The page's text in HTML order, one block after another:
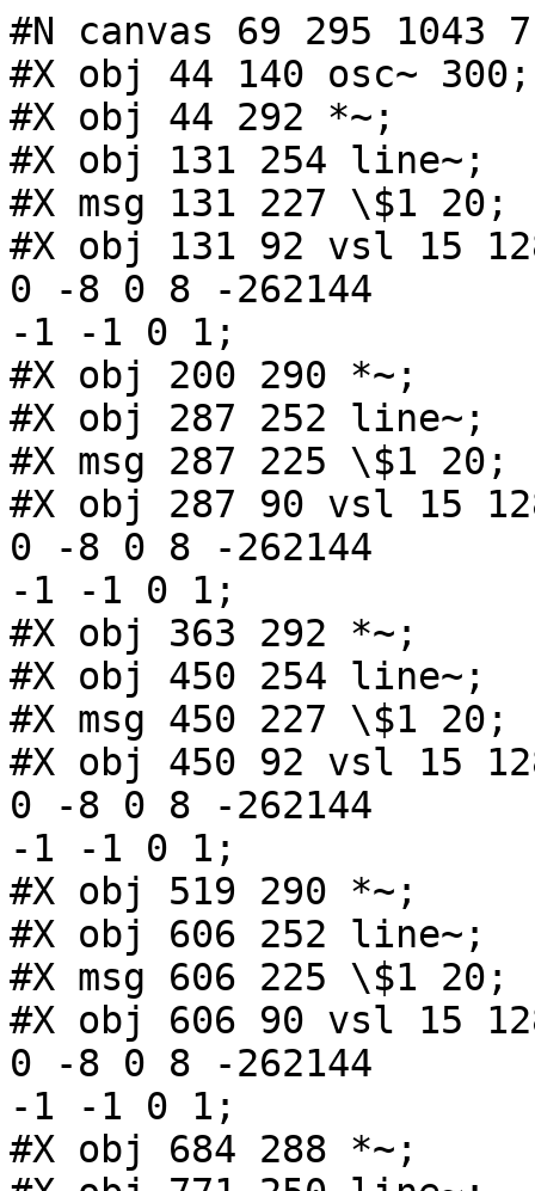
#N canvas 69 295 1043
#X obj 44 140 osc~ 300;
#X obj 44 292 *~;
#X obj 131 254 line~;
#X msg 131 227 \$1 20;
#X obj 131 92 vsl 15
0 -8 0 8 -262144
-1 -1 0 1;
#X obj 200 290 *~;
#X obj 287 252 line~;
#X msg 287 225 \$1 20;
#X obj 287 90 vsl 15
0 -8 0 8 -262144
-1 -1 0 1;
#X obj 363 292 *~;
#X obj 450 254 line~;
#X msg 450 227 \$1 20;
#X obj 450 92 vsl 15
0 -8 0 8 -262144
-1 -1 0 1;
#X obj 519 290 *~;
#X obj 606 252 line~;
#X msg 606 225 \$1 20;
#X obj 606 90 vsl 15
0 -8 0 8 -262144
-1 -1 0 1;
#X obj 684 288 *~;